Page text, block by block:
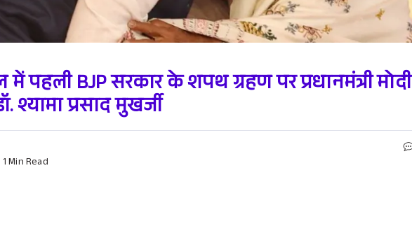
पहली BJP सरकार के शपथ ग्रहण पर प्रधानमंत्री मोदी
श्यामा प्रसाद मुखर्जी
1 Min Read